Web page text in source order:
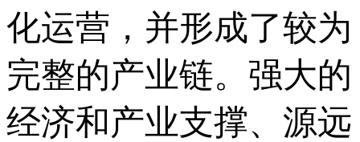
化运营，并形成了较为
完整的产业链。强大的
经济和产业支撑、源远